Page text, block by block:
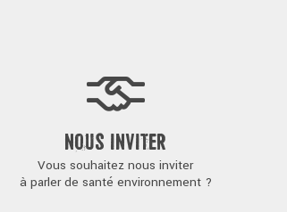
NOUS INVITER
Vous souhaitez nous inviter
à parler de santé environnement ?